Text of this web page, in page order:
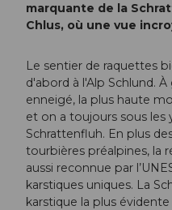
marquante de la
Chlus, où une vue
Le sentier de raquettes
d'abord à l'Alp Schlund.
enneigé, la plus haute
et on a toujours sous les
Schrattenfluh. En plus
tourbières préalpines, la
aussi reconnue par
karstiques uniques. La
karstique la plus